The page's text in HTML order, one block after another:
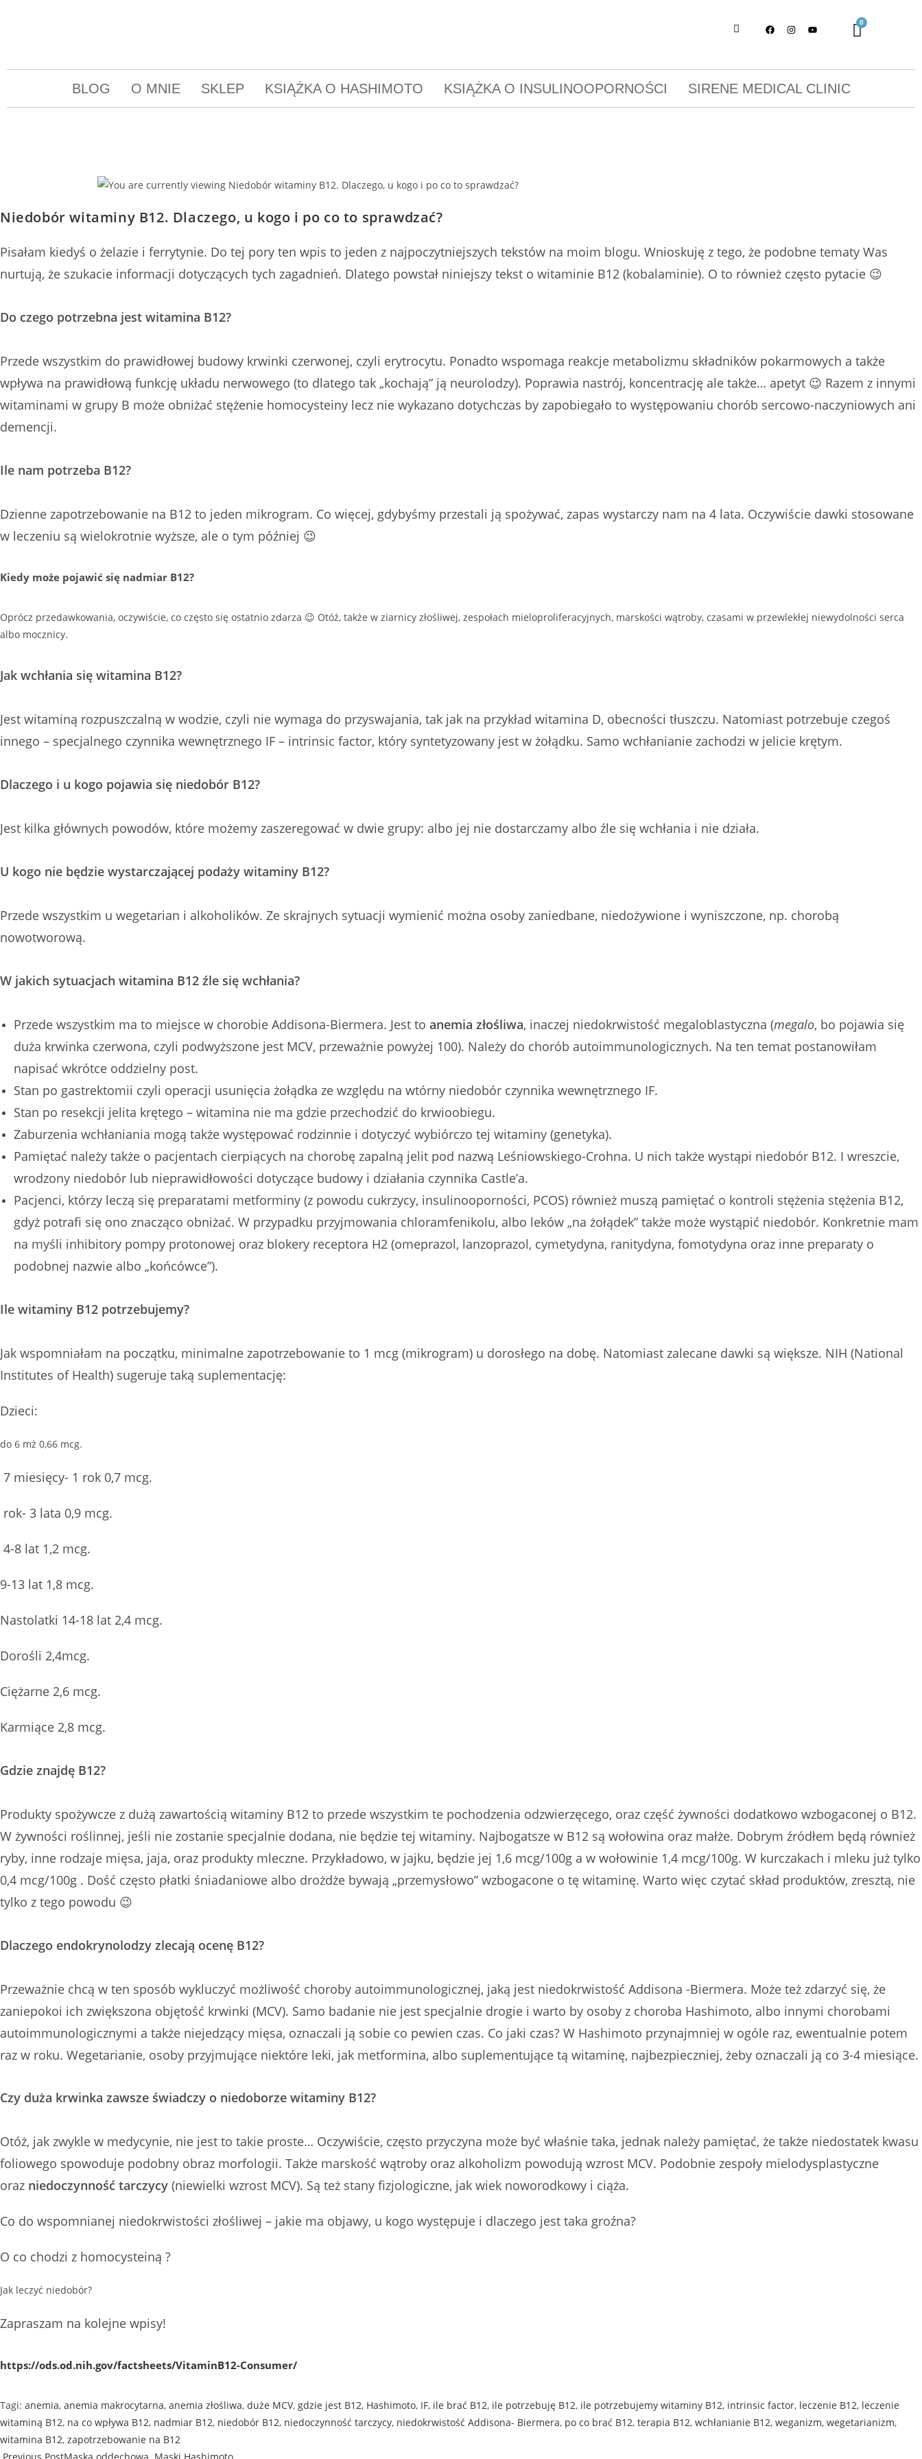
BLOG O MNIE SKLEP KSIĄŻKA O HASHIMOTO KSIĄŻKA O INSULINOOPORNOŚCI SIRENE MEDICAL CLINIC
Niedobór witaminy B12. Dlaczego, u kogo i po co to sprawdzać?
Pisałam kiedyś o żelazie i ferrytynie. Do tej pory ten wpis to jeden z najpoczytniejszych tekstów na moim blogu. Wnioskuję z tego, że podobne tematy Was
nurtują, że szukacie informacji dotyczących tych zagadnień. Dlatego powstał niniejszy tekst o witaminie B12 (kobalaminie). O to również często pytacie 😉
Do czego potrzebna jest witamina B12?
Przede wszystkim do prawidłowej budowy krwinki czerwonej, czyli erytrocytu. Ponadto wspomaga reakcje metabolizmu składników pokarmowych a także
wpływa na prawidłową funkcję układu nerwowego (to dlatego tak „kochają” ją neurolodzy). Poprawia nastrój, koncentrację ale także… apetyt 😉 Razem z innymi
witaminami w grupy B może obniżać stężenie homocysteiny lecz nie wykazano dotychczas by zapobiegało to występowaniu chorób sercowo-naczyniowych ani
demencji.
Ile nam potrzeba B12?
Dzienne zapotrzebowanie na B12 to jeden mikrogram. Co więcej, gdybyśmy przestali ją spożywać, zapas wystarczy nam na 4 lata. Oczywiście dawki stosowane
w leczeniu są wielokrotnie wyższe, ale o tym później 😉
Kiedy może pojawić się nadmiar B12?
Oprócz przedawkowania, oczywiście, co często się ostatnio zdarza 😉 Otóż, także w ziarnicy złośliwej, zespołach mieloproliferacyjnych, marskości wątroby, czasami w przewlekłej niewydolności serca
albo mocznicy.
Jak wchłania się witamina B12?
Jest witaminą rozpuszczalną w wodzie, czyli nie wymaga do przyswajania, tak jak na przykład witamina D, obecności tłuszczu. Natomiast potrzebuje czegoś
innego – specjalnego czynnika wewnętrznego IF – intrinsic factor, który syntetyzowany jest w żołądku. Samo wchłanianie zachodzi w jelicie krętym.
Dlaczego i u kogo pojawia się niedobór B12?
Jest kilka głównych powodów, które możemy zaszeregować w dwie grupy: albo jej nie dostarczamy albo źle się wchłania i nie działa.
U kogo nie będzie wystarczającej podaży witaminy B12?
Przede wszystkim u wegetarian i alkoholików. Ze skrajnych sytuacji wymienić można osoby zaniedbane, niedożywione i wyniszczone, np. chorobą
nowotworową.
W jakich sytuacjach witamina B12 źle się wchłania?
Przede wszystkim ma to miejsce w chorobie Addisona-Biermera. Jest to anemia złośliwa, inaczej niedokrwistość megaloblastyczna (megalo, bo pojawia się
duża krwinka czerwona, czyli podwyższone jest MCV, przeważnie powyżej 100). Należy do chorób autoimmunologicznych. Na ten temat postanowiłam
napisać wkrótce oddzielny post.
Stan po gastrektomii czyli operacji usunięcia żołądka ze względu na wtórny niedobór czynnika wewnętrznego IF.
Stan po resekcji jelita krętego – witamina nie ma gdzie przechodzić do krwioobiegu.
Zaburzenia wchłaniania mogą także występować rodzinnie i dotyczyć wybiórczo tej witaminy (genetyka).
Pamiętać należy także o pacjentach cierpiących na chorobę zapalną jelit pod nazwą Leśniowskiego-Crohna. U nich także wystąpi niedobór B12. I wreszcie,
wrodzony niedobór lub nieprawidłowości dotyczące budowy i działania czynnika Castle’a.
Pacjenci, którzy leczą się preparatami metforminy (z powodu cukrzycy, insulinooporności, PCOS) również muszą pamiętać o kontroli stężenia stężenia B12,
gdyż potrafi się ono znacząco obniżać. W przypadku przyjmowania chloramfenikolu, albo leków „na żołądek” także może wystąpić niedobór. Konkretnie mam
na myśli inhibitory pompy protonowej oraz blokery receptora H2 (omeprazol, lanzoprazol, cymetydyna, ranitydyna, fomotydyna oraz inne preparaty o
podobnej nazwie albo „końcówce”).
Ile witaminy B12 potrzebujemy?
Jak wspomniałam na początku, minimalne zapotrzebowanie to 1 mcg (mikrogram) u dorosłego na dobę. Natomiast zalecane dawki są większe. NIH (National
Institutes of Health) sugeruje taką suplementację:
Dzieci:
do 6 mż 0,66 mcg.
7 miesięcy- 1 rok 0,7 mcg.
rok- 3 lata 0,9 mcg.
4-8 lat 1,2 mcg.
9-13 lat 1,8 mcg.
Nastolatki 14-18 lat 2,4 mcg.
Dorośli 2,4mcg.
Ciężarne 2,6 mcg.
Karmiące 2,8 mcg.
Gdzie znajdę B12?
Produkty spożywcze z dużą zawartością witaminy B12 to przede wszystkim te pochodzenia odzwierzęcego, oraz część żywności dodatkowo wzbogaconej o B12.
W żywności roślinnej, jeśli nie zostanie specjalnie dodana, nie będzie tej witaminy. Najbogatsze w B12 są wołowina oraz małże. Dobrym źródłem będą również
ryby, inne rodzaje mięsa, jaja, oraz produkty mleczne. Przykładowo, w jajku, będzie jej 1,6 mcg/100g a w wołowinie 1,4 mcg/100g. W kurczakach i mleku już tylko
0,4 mcg/100g . Dość często płatki śniadaniowe albo drożdże bywają „przemysłowo” wzbogacone o tę witaminę. Warto więc czytać skład produktów, zresztą, nie
tylko z tego powodu 😉
Dlaczego endokrynolodzy zlecają ocenę B12?
Przeważnie chcą w ten sposób wykluczyć możliwość choroby autoimmunologicznej, jaką jest niedokrwistość Addisona -Biermera. Może też zdarzyć się, że
zaniepokoi ich zwiększona objętość krwinki (MCV). Samo badanie nie jest specjalnie drogie i warto by osoby z choroba Hashimoto, albo innymi chorobami
autoimmunologicznymi a także niejedzący mięsa, oznaczali ją sobie co pewien czas. Co jaki czas? W Hashimoto przynajmniej w ogóle raz, ewentualnie potem
raz w roku. Wegetarianie, osoby przyjmujące niektóre leki, jak metformina, albo suplementujące tą witaminę, najbezpieczniej, żeby oznaczali ją co 3-4 miesiące.
Czy duża krwinka zawsze świadczy o niedoborze witaminy B12?
Otóż, jak zwykle w medycynie, nie jest to takie proste… Oczywiście, często przyczyna może być właśnie taka, jednak należy pamiętać, że także niedostatek kwasu
foliowego spowoduje podobny obraz morfologii. Także marskość wątroby oraz alkoholizm powodują wzrost MCV. Podobnie zespoły mielodysplastyczne
oraz niedoczynność tarczycy (niewielki wzrost MCV). Są też stany fizjologiczne, jak wiek noworodkowy i ciąża.
Co do wspomnianej niedokrwistości złośliwej – jakie ma objawy, u kogo występuje i dlaczego jest taka groźna?
O co chodzi z homocysteiną ?
Jak leczyć niedobór?
Zapraszam na kolejne wpisy!
https://ods.od.nih.gov/factsheets/VitaminB12-Consumer/
Tagi: anemia, anemia makrocytarna, anemia złośliwa, duże MCV, gdzie jest B12, Hashimoto, IF, ile brać B12, ile potrzebuję B12, ile potrzebujemy witaminy B12, intrinsic factor, leczenie B12, leczenie
witaminą B12, na co wpływa B12, nadmiar B12, niedobór B12, niedoczynność tarczycy, niedokrwistość Addisona- Biermera, po co brać B12, terapia B12, wchłanianie B12, weganizm, wegetarianizm,
witamina B12, zapotrzebowanie na B12